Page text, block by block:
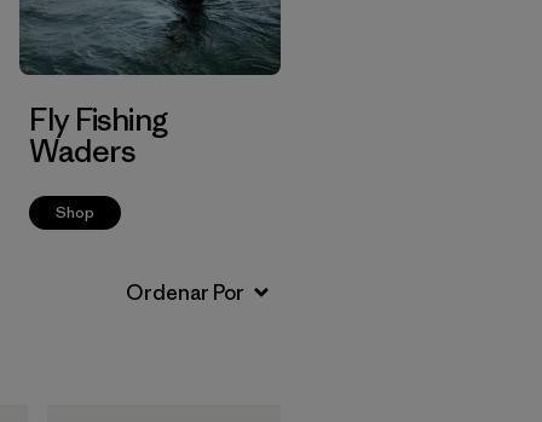
Fly Fishing
Waders
Shop